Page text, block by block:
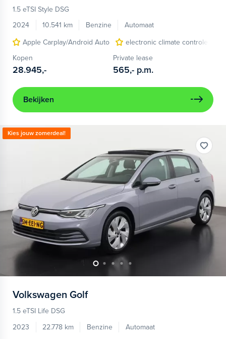
1.5 eTSI Style DSG
2024
10.541 km Benzine
Automaat
Apple Carplay/Android Auto
electronic climate controle
Kopen
28.945,-
Private lease
565,- p.m.
Bekijken
Kies jouw zomerdeal!
Volkswagen Golf
1.5 eTSI Life DSG
2023
22.778 km Benzine
Automaat